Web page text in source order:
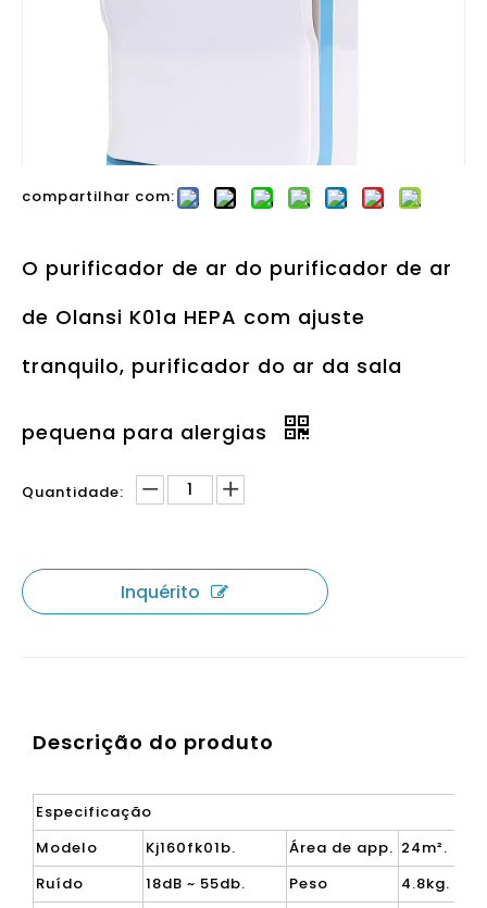
compartilhar com:
O purificador de ar do purificador de ar
de Olansi K01a HEPA com ajuste
tranquilo, purificador do ar da sala
pequena para alergias
Quantidade:
Inquérito
Descrição do produto
Especificação
Modelo
Kj160fk01b. Área de app. 24m².
Ruído
18dB ~ 55db. Peso
4.8kg.